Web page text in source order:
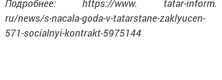
Подробнее: https://www. tatar-inform.
ru/news/s-nacala-goda-v-tatarstane-zaklyucen-
571-socialnyi-kontrakt-5975144